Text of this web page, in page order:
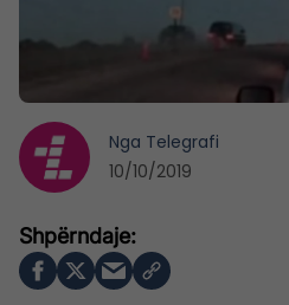
Nga Telegrafi
10/10/2019